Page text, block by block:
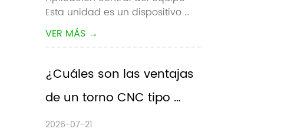
colaborativo
Esta unidad es un dispositivo
auxiliar de carga / descarga
automático dedicado para
Automatiza completamente la
recogida, carga, descarga y
conmutación de piezas de
VER MÁS →
¿Cuáles son las ventajas
de un torno CNC tipo
pandilla?
2026-07-21